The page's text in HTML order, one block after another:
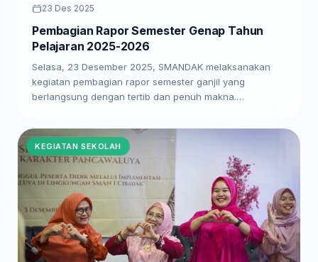
23 Des 2025
Pembagian Rapor Semester Genap Tahun
Pelajaran 2025-2026
Selasa, 23 Desember 2025, SMANDAK melaksanakan
kegiatan pembagian rapor semester ganjil yang
berlangsung dengan tertib dan penuh makna.…
KEGIATAN SEKOLAH